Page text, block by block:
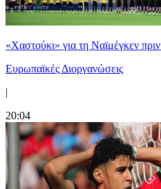
«Χαστούκι» για τη Ναϊμέγκεν
Ευρωπαϊκές Διοργανώσεις
|
20:04